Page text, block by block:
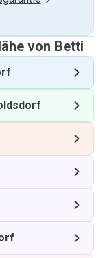
von Betti